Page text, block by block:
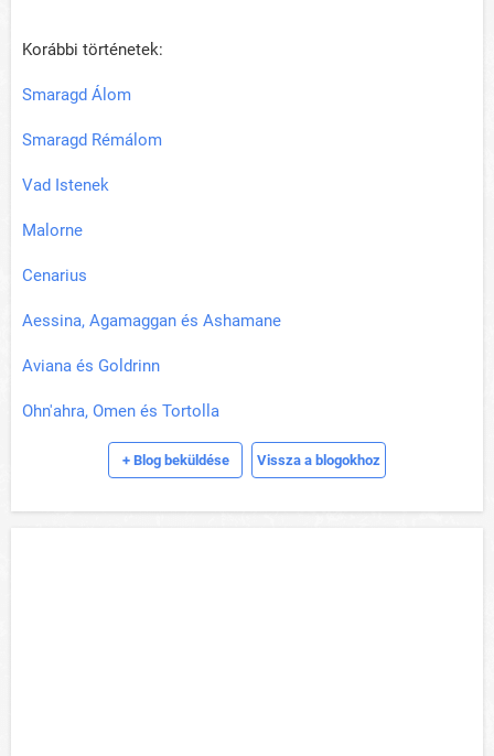
Korábbi történetek:
Smaragd Álom
Smaragd Rémálom
Vad Istenek
Malorne
Cenarius
Aessina, Agamaggan és Ashamane
Aviana és Goldrinn
Ohn'ahra, Omen és Tortolla
+ Blog beküldése Vissza a blogokhoz